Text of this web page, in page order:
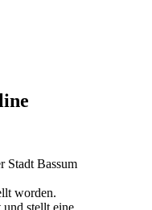
Stadt Bassum
worden.